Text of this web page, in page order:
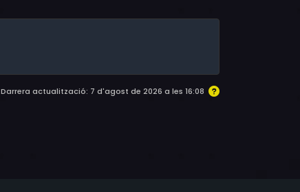
Darrera actualització: 7 d'agost de 2026 a les 16:08